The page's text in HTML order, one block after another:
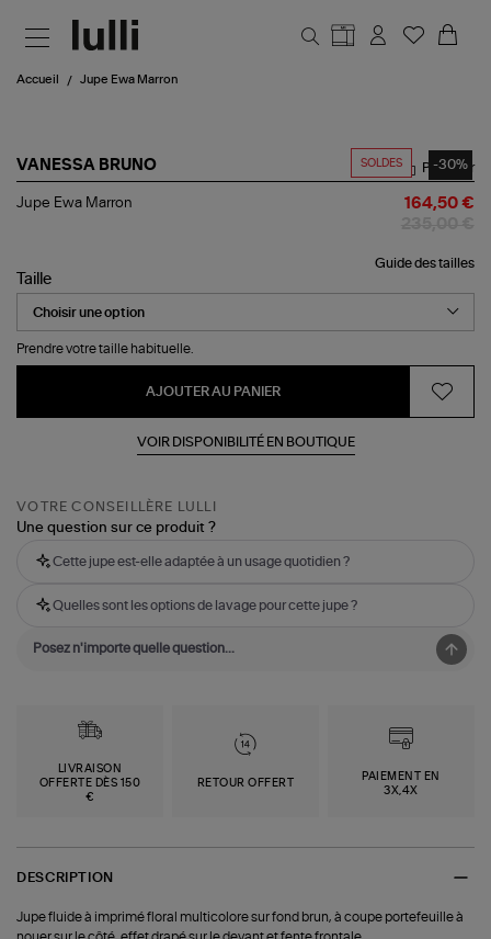
Accueil Jupe Ewa Marron
SOLDES -30%
VANESSA BRUNO
Jupe
Partager
Jupe Ewa Marron 164,50 €
Guide des tailles
Taille
Prendre votre taille habituelle.
AJOUTER AU PANIER
VOIR DISPONIBILITÉ EN BOUTIQUE
VOTRE CONSEILLÈRE LULLI
Une question sur ce produit ?
Cette jupe est-elle adaptée à un usage quotidien ?
Quelles sont les options de lavage pour cette jupe ?
LIVRAISON
OFFERTE DÈS 150
€
RETOUR OFFERT
PAIEMENT EN
3X,4X
DESCRIPTION
Jupe fluide à imprimé floral multicolore sur fond brun, à coupe portefeuille à